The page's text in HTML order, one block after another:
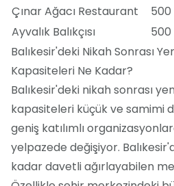
Çınar Ağacı Restaurant
500
Ayvalık Balıkçısı
500
Balıkesir'deki Nikah Sonrası
Kapasiteleri Ne Kadar?
Balıkesir'deki nikah sonrası
kapasiteleri küçük ve samimi
geniş katılımlı
yelpazede değişiyor.
kadar davetli ağırlayabilen